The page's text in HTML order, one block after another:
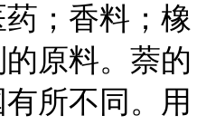
；香料；橡
原料。萘的
所不同。用